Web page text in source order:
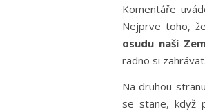
Komentáře
Nejprve toho,
osudu naší
radno si zahrávat.
Na druhou
se stane, když